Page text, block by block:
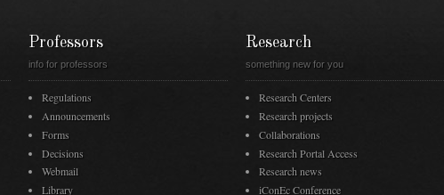
Professors
info for professors
Regulations
Announcements
Forms
Decisions
Webmail
Library
Research
something new for you
Research Centers
Research projects
Collaborations
Research Portal Access
Research news
iConEc Conference